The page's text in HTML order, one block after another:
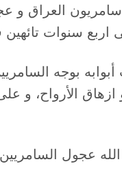
العراق و
نبقى اربع سنوات
بوجه
و ازهاق
عجول